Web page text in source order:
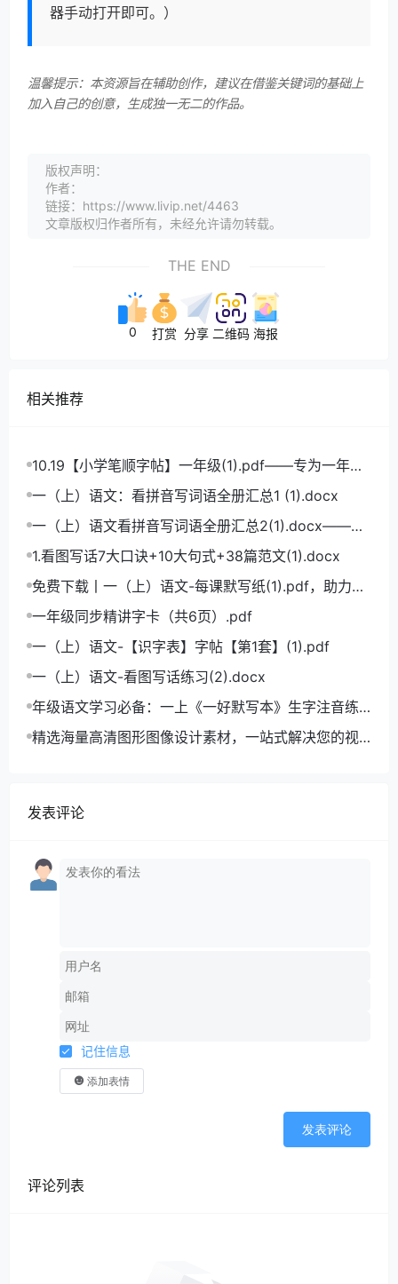
器手动打开即可。）
温馨提示：本资源旨在辅助创作，建议在借鉴关键词的基础上
加入自己的创意，生成独一无二的作品。
版权声明：
作者：
链接：https://www.livip.net/4463
文章版权归作者所有，未经允许请勿转载。
THE END
0 打赏 分享 二维码 海报
相关推荐
10.19【小学笔顺字帖】一年级(1).pdf——专为一年级
学生打造的笔顺练习宝典
一（上）语文：看拼音写词语全册汇总1 (1).docx
一（上）语文看拼音写词语全册汇总2(1).docx——小
学语文拼音学习的必备利器
1.看图写话7大口诀+10大句式+38篇范文(1).docx
免费下载丨一（上）语文-每课默写纸(1).pdf，助力小
学语文成绩飞跃
一年级同步精讲字卡（共6页）.pdf
一（上）语文-【识字表】字帖【第1套】(1).pdf
一（上）语文-看图写话练习(2).docx
年级语文学习必备：一上《一好默写本》生字注音练
习电子版，助力孩子打好基础
精选海量高清图形图像设计素材，一站式解决您的视
发表评论
记住信息
添加表情
发表评论
评论列表